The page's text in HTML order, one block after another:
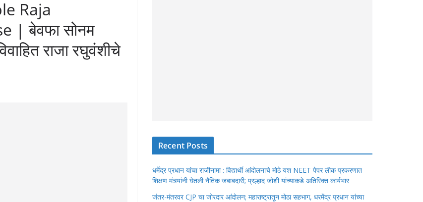
Raja
| बेवफा सोनम
राजा रघुवंशीचे
Recent Posts
धर्मेंद्र प्रधान यांचा राजीनामा : विद्यार्थी आंदोलनाचे मोठे यश NEET पेपर लीक प्रकरणात
शिक्षण मंत्र्यांनी घेतली नैतिक जबाबदारी; प्रल्हाद जोशी यांच्याकडे अतिरिक्त कार्यभार
जंतर-मंतरवर CJP चा जोरदार आंदोलन; महाराष्ट्रातून मोठा सहभाग, धरमेंद्र प्रधान यांच्या